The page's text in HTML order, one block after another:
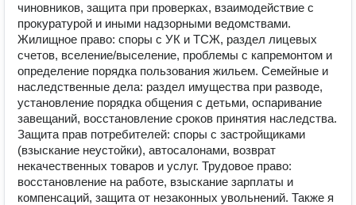
чиновников, защита при проверках, взаимодействие с
прокуратурой и иными надзорными ведомствами.
Жилищное право: споры с УК и ТСЖ, раздел лицевых
счетов, вселение/выселение, проблемы с капремонтом и
определение порядка пользования жильем. Семейные и
наследственные дела: раздел имущества при разводе,
установление порядка общения с детьми, оспаривание
завещаний, восстановление сроков принятия наследства.
Защита прав потребителей: споры с застройщиками
(взыскание неустойки), автосалонами, возврат
некачественных товаров и услуг. Трудовое право:
восстановление на работе, взыскание зарплаты и
компенсаций, защита от незаконных увольнений. Также я